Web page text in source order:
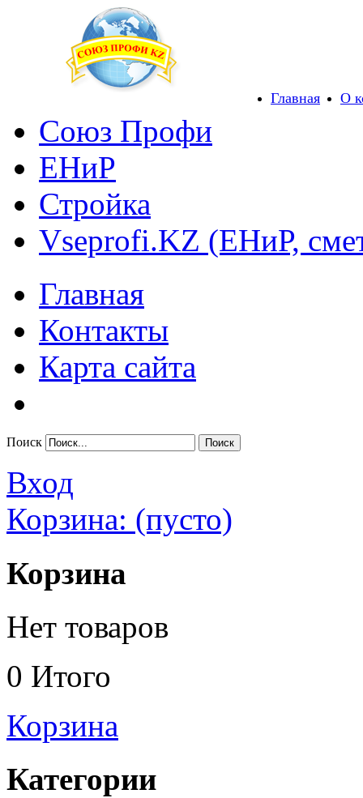
Главная О
Союз Профи
ЕНиР
Стройка
Vseprofi.KZ (ЕНиР,
Главная
Контакты
Карта сайта
Поиск
Вход
Корзина: (пусто)
Корзина
Нет товаров
0 Итого
Корзина
Категории